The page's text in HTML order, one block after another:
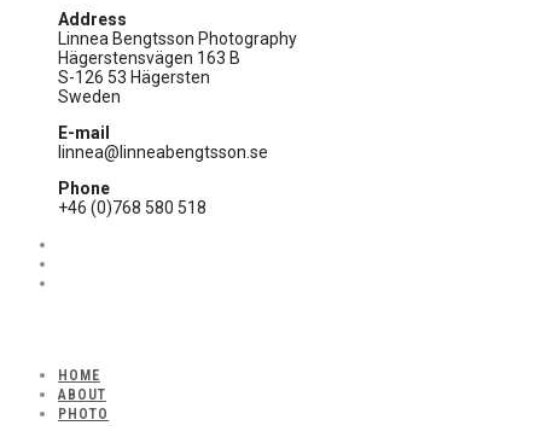
Address
Linnea Bengtsson Photography
Hägerstensvägen 163 B
S-126 53 Hägersten
Sweden
E-mail
linnea@linneabengtsson.se
Phone
+46 (0)768 580 518
HOME
ABOUT
PHOTO